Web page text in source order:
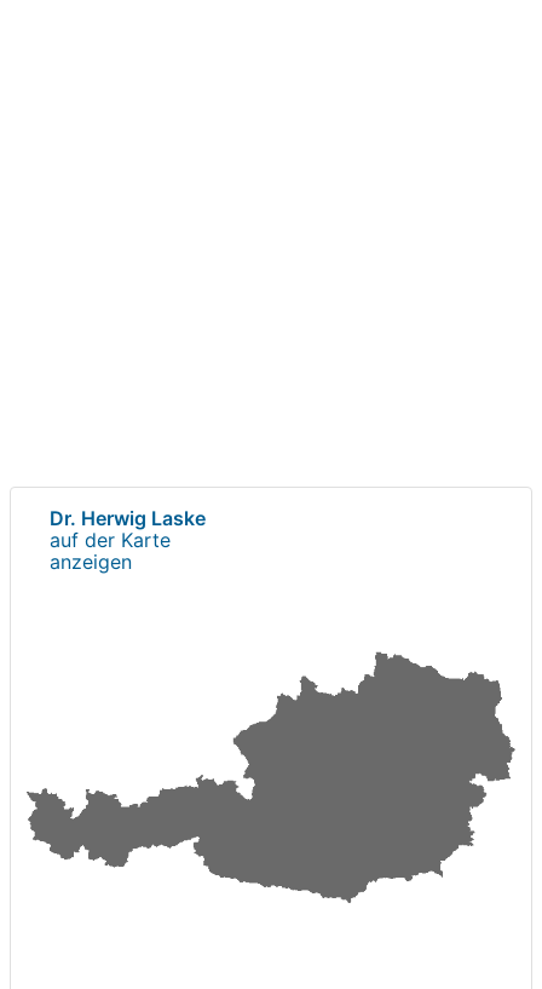
Dr. Herwig Laske
auf der Karte
anzeigen